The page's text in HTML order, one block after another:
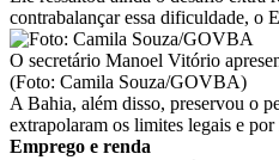
contrabalançar essa dificuldade, o
O secretário Manoel Vitório
(Foto: Camila Souza/GOVBA)
A Bahia, além disso, preservou o
extrapolaram os limites legais e
Emprego e renda